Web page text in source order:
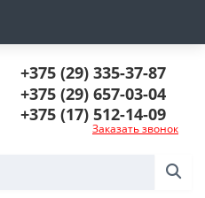
+375 (29) 335-37-87
+375 (29) 657-03-04
+375 (17) 512-14-09
Заказать звонок